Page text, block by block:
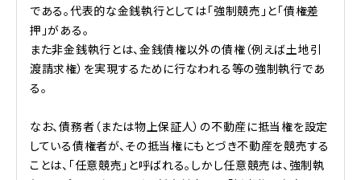
である。代表的な金銭執行としては「強制競売」と「債権差
押」がある。
また非金銭執行とは、金銭債権以外の債権（例えば土地引
渡請求権）を実現するために行なわれる等の強制執行であ
る。
なお、債務者（または物上保証人）の不動産に抵当権を設定
している債権者が、その抵当権にもとづき不動産を競売する
ことは、「任意競売」と呼ばれる。しかし任意競売は、強制執